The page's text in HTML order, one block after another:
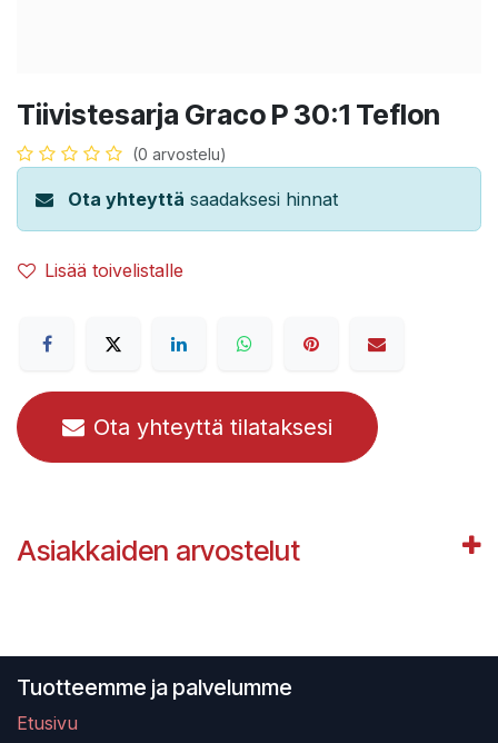
Tiivistesarja Graco P 30:1 Teflon
(0 arvostelu)
Ota yhteyttä saadaksesi hinnat
Lisää toivelistalle
Ota yhteyttä tilataksesi
Asiakkaiden arvostelut
Tuotteemme ja palvelumme
Etusivu